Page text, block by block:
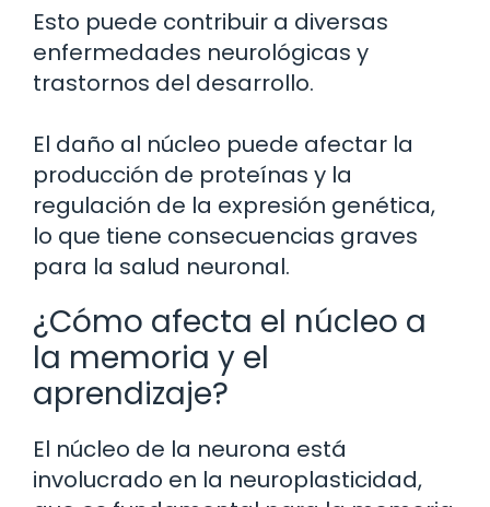
Esto puede contribuir a diversas
enfermedades neurológicas y
trastornos del desarrollo.
El daño al núcleo puede afectar la
producción de proteínas y la
regulación de la expresión genética,
lo que tiene consecuencias graves
para la salud neuronal.
¿Cómo afecta el núcleo a
la memoria y el
aprendizaje?
El núcleo de la neurona está
involucrado en la neuroplasticidad,